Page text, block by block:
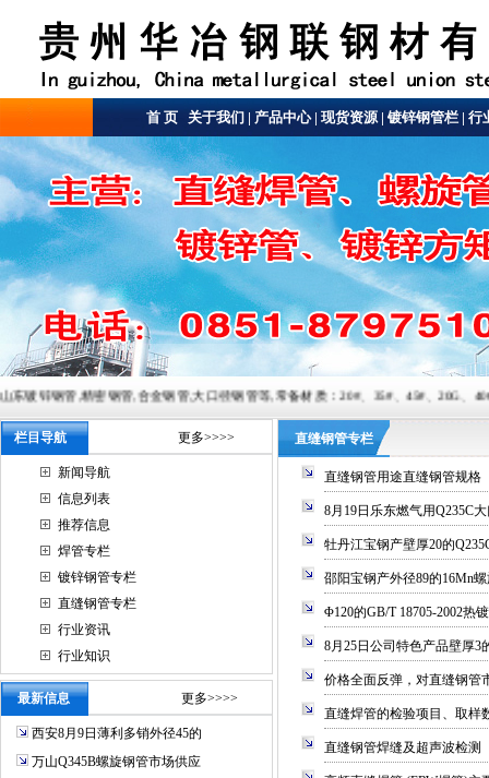
首 页 关于我们 | 产品中心| 现货资源| 镀锌钢管栏 | 行
锌钢管,精密钢管,合金钢管,大口径钢管等,常备材质：20#、35#、45#、20G、
栏目导航 更多>>>>
新闻导航
信息列表
推荐信息
焊管专栏
镀锌钢管专栏
直缝钢管专栏
行业资讯
行业知识
最新信息 更多>>>>
西安8月9日薄利多销外径45的
万山Q345B螺旋钢管市场供应
直缝钢管专栏
直缝钢管用途直缝钢管规格
8月19日乐东燃气用Q235C
牡丹江宝钢产壁厚20的
邵阳宝钢产外径89的16Mn
Φ120的GB/T 18705-2002热
8月25日公司特色产品壁厚3
价格全面反弹，对直缝钢管
直缝焊管的检验项目、取样
直缝钢管焊缝及超声波检测